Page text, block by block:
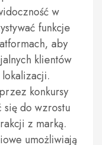
w
funkcje
aby
klientów
konkursy
do wzrostu
z marką.
umożliwiają